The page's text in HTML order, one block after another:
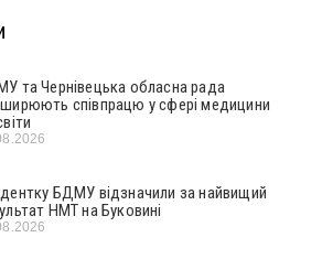
та Чернівецька обласна рада
співпрацю у сфері медицини
БДМУ відзначили за найвищий
НМТ на Буковині